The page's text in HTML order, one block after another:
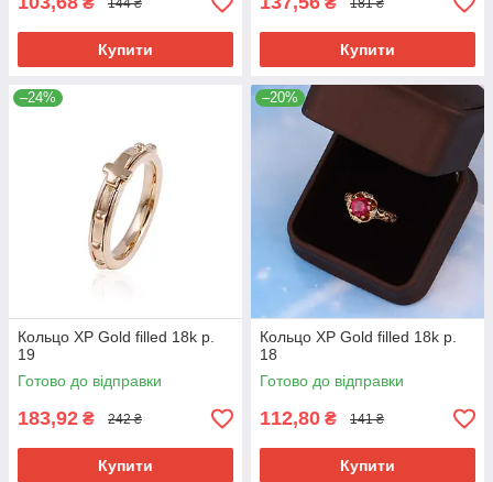
144 ₴
Купити
181 ₴
Купити
–24%
Кольцо ХР Gold filled 18k р.
19
Готово до відправки
183,92 ₴ 242 ₴
Купити
–20%
Кольцо ХР Gold filled 18k р.
18
Готово до відправки
112,80 ₴ 141 ₴
Купити